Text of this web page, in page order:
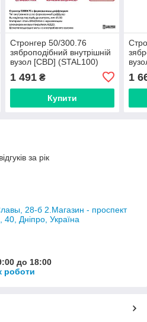
Стронгер 50/300.76
зяброподібний внутрішній
вузол [CBD] (STAL100)
1 491₴
Купити
1
за рік
28-б 2.Магазин - проспект
Дніпро, Україна
до 18:00
роботи